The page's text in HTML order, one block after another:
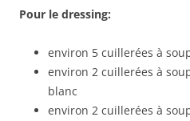
Pour le dressing:
environ 5 cuillerées à
environ 2 cuillerées à
blanc
environ 2 cuillerées à